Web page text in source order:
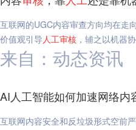
互联网的UGC内容审查方向均在走向
价值观引导人工审核 ，辅之以机器
来自：动态资讯
AI人工智能如何加速网络内
互联网内容安全和反垃圾形式空前